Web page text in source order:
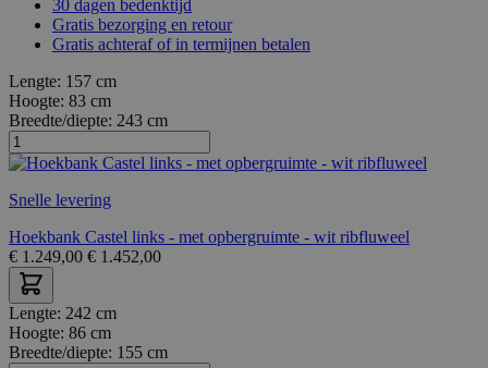
30 dagen bedenktijd
Gratis bezorging en retour
Gratis achteraf of in termijnen betalen
Lengte: 157 cm
Hoogte: 83 cm
Breedte/diepte: 243 cm
Snelle levering
Hoekbank Castel links - met opbergruimte - wit ribfluweel
€ 1.249,00 € 1.452,00
Lengte: 242 cm
Hoogte: 86 cm
Breedte/diepte: 155 cm